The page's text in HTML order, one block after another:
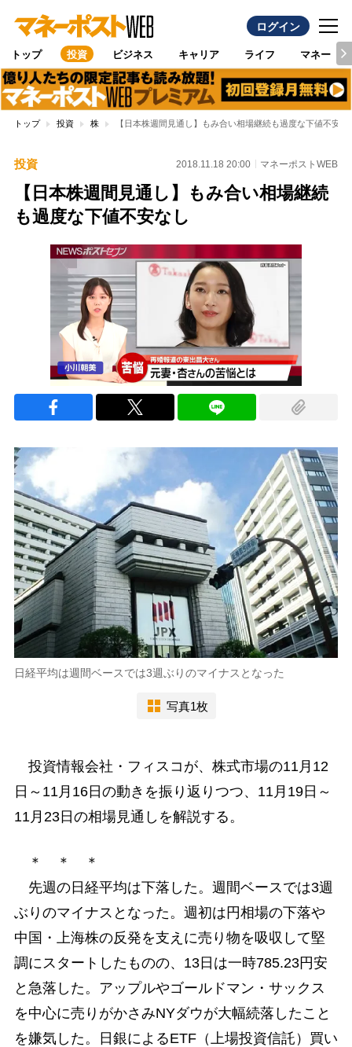
ログイン
トップ 投資 ビジネス キャリア ライフ マネー
トップ 投資 株 【日本株週間見通し】もみ合い相場継続も過度な下値不安な
投資 2018.11.18 20:00 マネーポストWEB
【日本株週間見通し】もみ合い相場継続
も過度な下値不安なし
日経平均は週間ベースでは3週ぶりのマイナスとなった
写真1枚
投資情報会社・フィスコが、株式市場の11月12
日～11月16日の動きを振り返りつつ、11月19日～
11月23日の相場見通しを解説する。
＊ ＊ ＊
先週の日経平均は下落した。週間ベースでは3週
ぶりのマイナスとなった。週初は円相場の下落や
中国・上海株の反発を支えに売り物を吸収して堅
調にスタートしたものの、13日は一時785.23円安
と急落した。アップルやゴールドマン・サックス
を中心に売りがかさみNYダウが大幅続落したこと
を嫌気した。日銀によるETF（上場投資信託）買い